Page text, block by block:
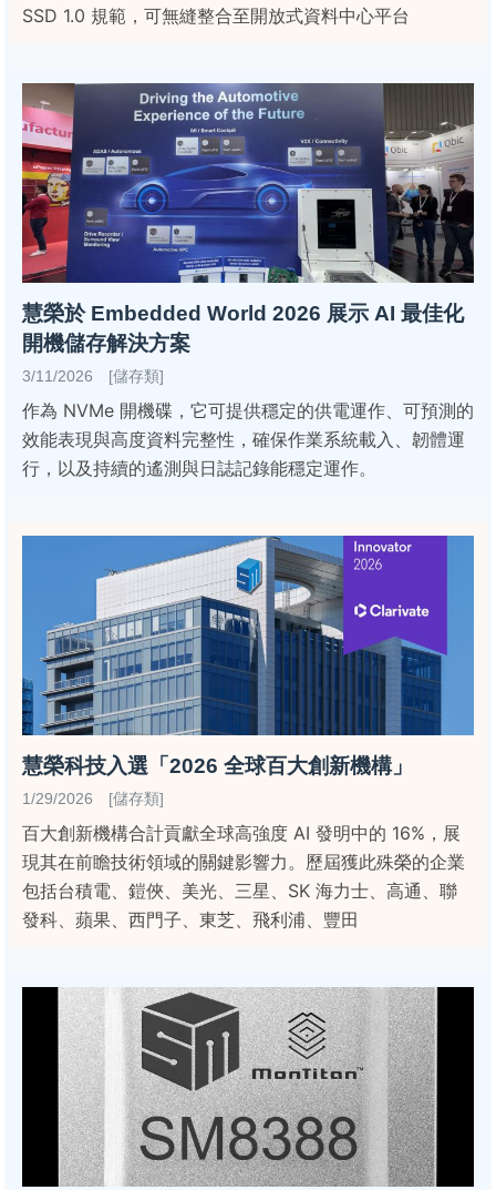
SSD 1.0 規範，可無縫整合至開放式資料中心平台
慧榮於 Embedded World 2026 展示 AI 最佳化
開機儲存解決方案
3/11/2026 [儲存類]
作為 NVMe 開機碟，它可提供穩定的供電運作、可預測的
效能表現與高度資料完整性，確保作業系統載入、韌體運
行，以及持續的遙測與日誌記錄能穩定運作。
慧榮科技入選「2026 全球百大創新機構」
1/29/2026 [儲存類]
百大創新機構合計貢獻全球高強度 AI 發明中的 16%，展
現其在前瞻技術領域的關鍵影響力。歷屆獲此殊榮的企業
包括台積電、鎧俠、美光、三星、SK 海力士、高通、聯
發科、蘋果、西門子、東芝、飛利浦、豐田